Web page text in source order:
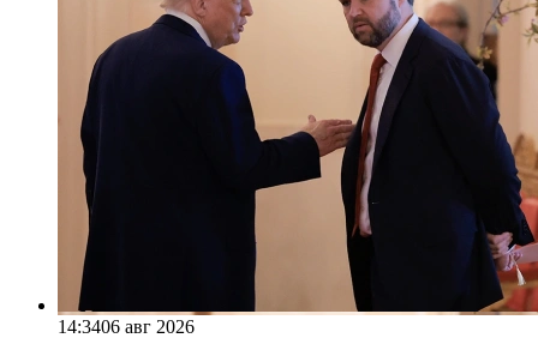
14:3406 авг 2026